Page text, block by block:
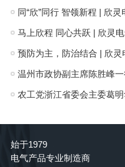
始于1979
电气产品专业制造商